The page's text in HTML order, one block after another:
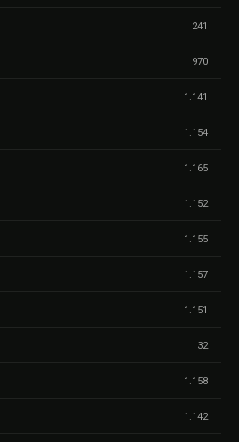
241
970
1.141
1.154
1.165
1.152
1.155
1.157
1.151
32
1.158
1.142